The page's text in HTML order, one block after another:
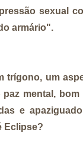
sexual
armário".
trígono, um
paz mental,
e
Eclipse?